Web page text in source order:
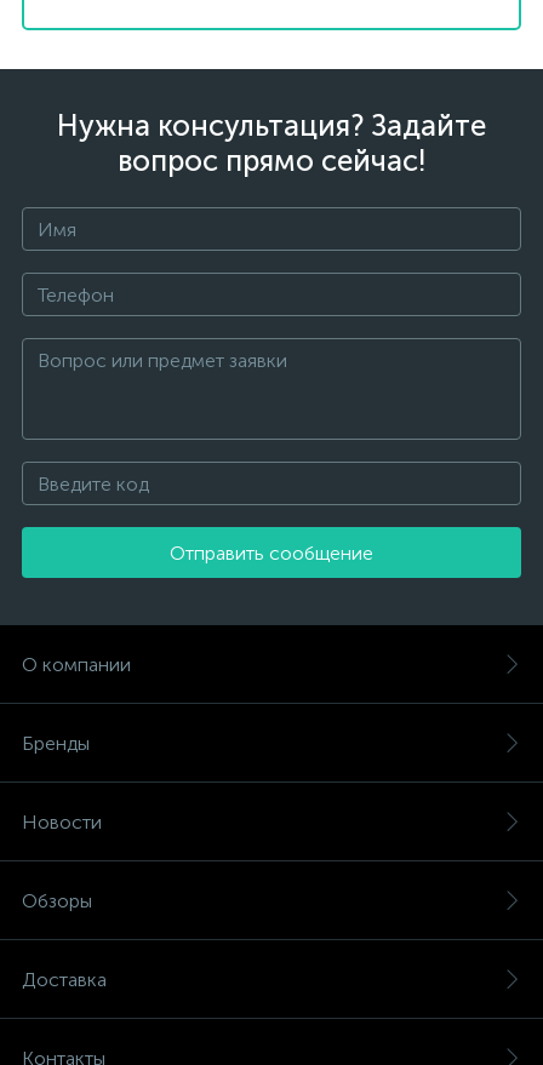
Нужна консультация? Задайте
вопрос прямо сейчас!
Отправить сообщение
О компании
Бренды
Новости
Обзоры
Доставка
Контакты